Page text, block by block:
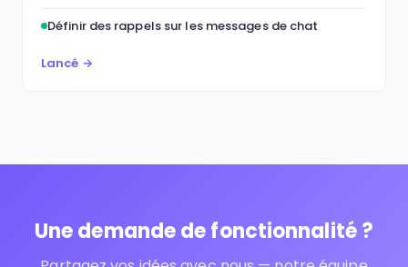
Définir des rappels sur les messages de chat
Lancé →
Une demande de fonctionnalité ?